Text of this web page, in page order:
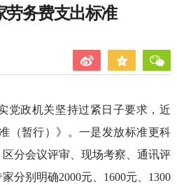
劳务费支出标准
党政机关坚持过紧日子要求，近
（暂行）》。一是发放标准更科
分会议评审、现场考察、通讯评
分别明确2000元、1600元、1300